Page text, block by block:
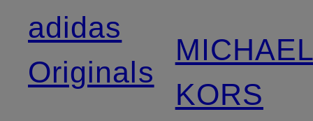
adidas
Originals
KORS